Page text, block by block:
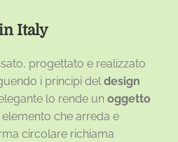
Italy
progettato e realizzato
i principi deldesign
lo rende unoggetto
elemento che arreda e
circolare richiama